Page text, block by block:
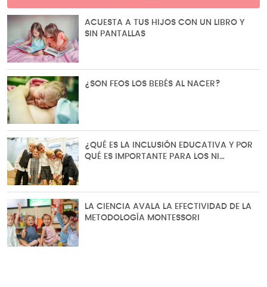
ACUESTA A TUS HIJOS CON UN LIBRO Y
SIN PANTALLAS
¿SON FEOS LOS BEBÉS AL NACER?
¿QUÉ ES LA INCLUSIÓN EDUCATIVA Y POR
QUÉ ES IMPORTANTE PARA LOS NI…
LA CIENCIA AVALA LA EFECTIVIDAD DE LA
METODOLOGÍA MONTESSORI